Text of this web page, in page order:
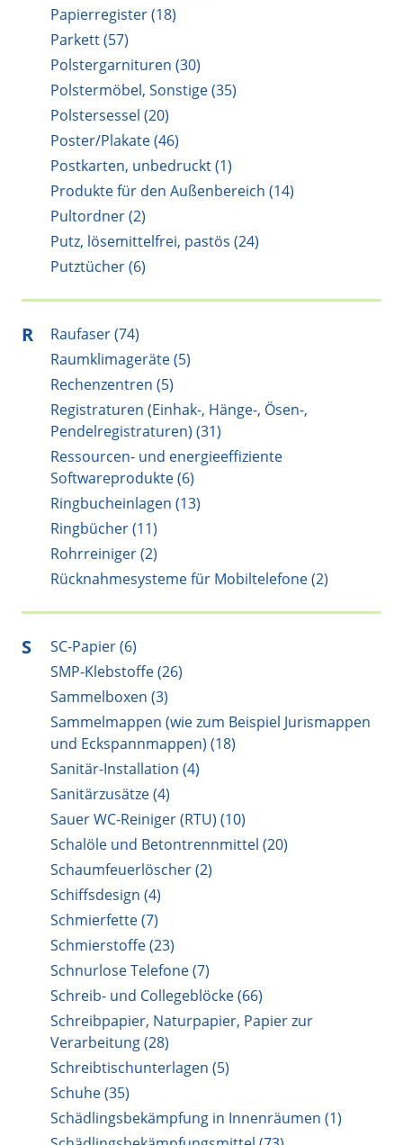
Papierregister (18)
Parkett (57)
Polstergarnituren (30)
Polstermöbel, Sonstige (35)
Polstersessel (20)
Poster/Plakate (46)
Postkarten, unbedruckt (1)
Produkte für den Außenbereich (14)
Pultordner (2)
Putz, lösemittelfrei, pastös (24)
Putztücher (6)
R
Raufaser (74)
Raumklimageräte (5)
Rechenzentren (5)
Registraturen (Einhak-, Hänge-, Ösen-,
Pendelregistraturen) (31)
Ressourcen- und energieeffiziente
Softwareprodukte (6)
Ringbucheinlagen (13)
Ringbücher (11)
Rohrreiniger (2)
Rücknahmesysteme für Mobiltelefone (2)
S
SC-Papier (6)
SMP-Klebstoffe (26)
Sammelboxen (3)
Sammelmappen (wie zum Beispiel Jurismappen
und Eckspannmappen) (18)
Sanitär-Installation (4)
Sanitärzusätze (4)
Sauer WC-Reiniger (RTU) (10)
Schalöle und Betontrennmittel (20)
Schaumfeuerlöscher (2)
Schiffsdesign (4)
Schmierfette (7)
Schmierstoffe (23)
Schnurlose Telefone (7)
Schreib- und Collegeblöcke (66)
Schreibpapier, Naturpapier, Papier zur
Verarbeitung (28)
Schreibtischunterlagen (5)
Schuhe (35)
Schädlingsbekämpfung in Innenräumen (1)